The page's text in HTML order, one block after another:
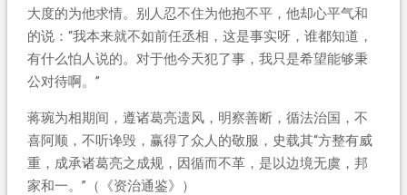
大度的为他求情。别人忍不住为他抱不平，他却心平气和
的说：“我本来就不如前任丞相，这是事实呀，谁都知道，
有什么怕人说的。对于他今天犯了事，我只是希望能够秉
公对待啊。”
蒋琬为相期间，遵诸葛亮遗风，明察善断，循法治国，不
喜阿顺，不听谗毁，赢得了众人的敬服，史载其“方整有威
重，成承诸葛亮之成规，因循而不革，是以边境无虞，邦
家和一。”（《资治通鉴》）